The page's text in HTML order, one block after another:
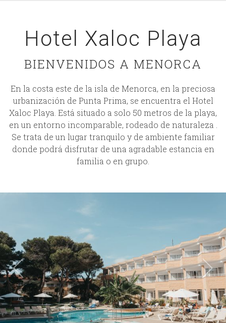
Hotel Xaloc Playa
BIENVENIDOS A MENORCA
En la costa este de la isla de Menorca, en la preciosa
urbanización de Punta Prima, se encuentra el Hotel
Xaloc Playa. Está situado a solo 50 metros de la playa,
en un entorno incomparable, rodeado de naturaleza .
Se trata de un lugar tranquilo y de ambiente familiar
donde podrá disfrutar de una agradable estancia en
familia o en grupo.